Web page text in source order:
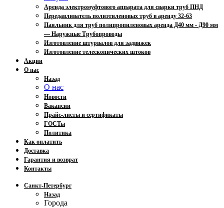
Аренда электромуфтового аппарата для сварки труб ПНД
Передавливатель полиэтиленовых труб в аренду 32-63
Паяльник для труб полипропиленовых аренда Д40 мм - Д90 мм
— Наружные Трубопроводы
Изготовление штурвалов для задвижек
Изготовление телескопических штоков
Акции
О нас
Назад
О нас
Новости
Вакансии
Прайс-листы и сертификаты
ГОСТы
Политика
Как оплатить
Доставка
Гарантия и возврат
Контакты
Санкт-Петербург
Назад
Города